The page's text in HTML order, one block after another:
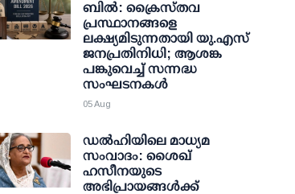
ബില്‍: ക്രൈസ്തവ
പ്രസ്ഥാനങ്ങളെ
ലക്ഷ്യമിടുന്നതായി യു.എസ്
ജനപ്രതിനിധി; ആശങ്ക
പങ്കുവെച്ച് സന്നദ്ധ
സംഘടനകള്‍
05 Aug
ഡല്‍ഹിയിലെ മാധ്യമ
സംവാദം: ശൈഖ്
ഹസീനയുടെ
അഭിപ്രായങ്ങള്‍ക്ക്